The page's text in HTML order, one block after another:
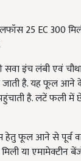
25 EC 300
इंच लंबी एवं
जाती है. यह फूल
है. लटें फली में
हेतु फूल आने से पूर्व
या एमामेक्टीन